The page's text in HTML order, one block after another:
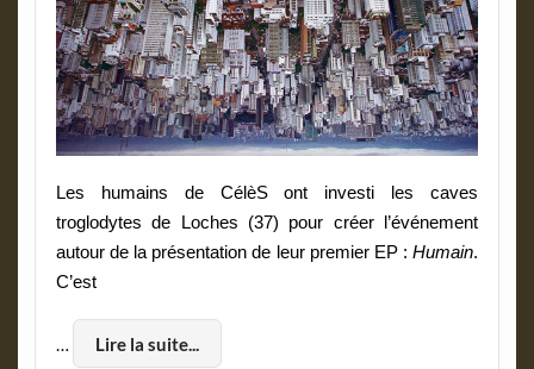
Les humains de CélèS ont investi les caves
troglodytes de Loches (37) pour créer l’événement
autour de la présentation de leur premier EP :Humain.
C’est
… Lire la suite...